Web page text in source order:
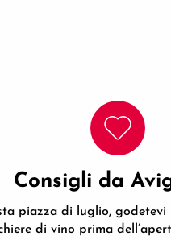
Consigli da
piazza di luglio,
di vino prima